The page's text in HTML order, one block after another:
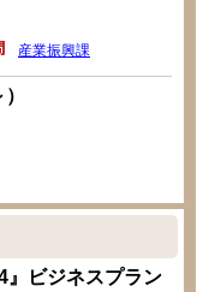
産業振興課
』ビジネスプラン